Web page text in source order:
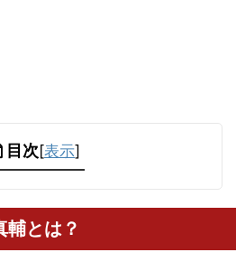
目次[表示]
輔とは？